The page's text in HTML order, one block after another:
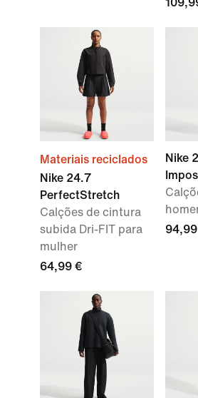
Materiais reciclados
Nike 24.7
PerfectStretch
Calções de cintura
subida Dri-FIT para
mulher
64,99 €
Nike